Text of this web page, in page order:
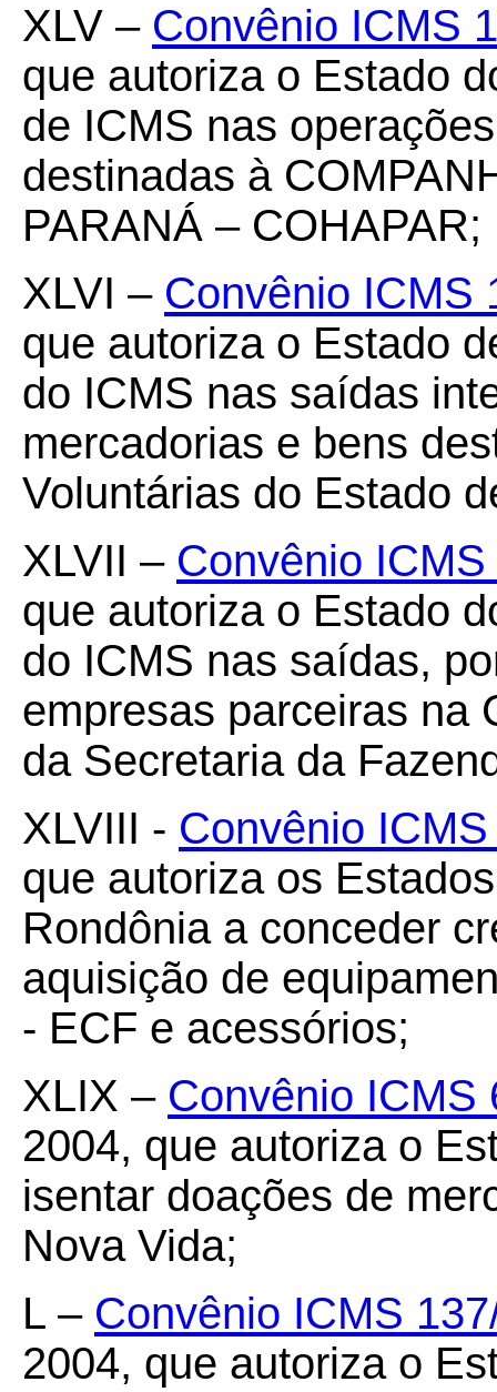
XLV – Convênio ICMS
que autoriza o Estado
de ICMS nas
destinadas à
PARANÁ – COHAPAR;
XLVI – Convênio ICMS
que autoriza o Estado
do ICMS nas saídas
mercadorias e bens
Voluntárias do Estado
XLVII – Convênio
que autoriza o Estado
do ICMS nas saídas,
empresas parceiras na
da Secretaria da
XLVIII - Convênio
que autoriza os
Rondônia a conceder
aquisição de
- ECF e acessórios;
XLIX – Convênio ICMS
2004, que autoriza o
isentar doações de
Nova Vida;
L – Convênio ICMS
2004, que autoriza o